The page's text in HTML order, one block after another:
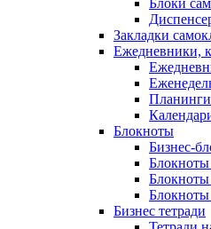
Блоки
Закладки
Ежедневники,
Планинги
Блокноты
Бизнес-
Блокноты
Блокноты
Бизнес тетради